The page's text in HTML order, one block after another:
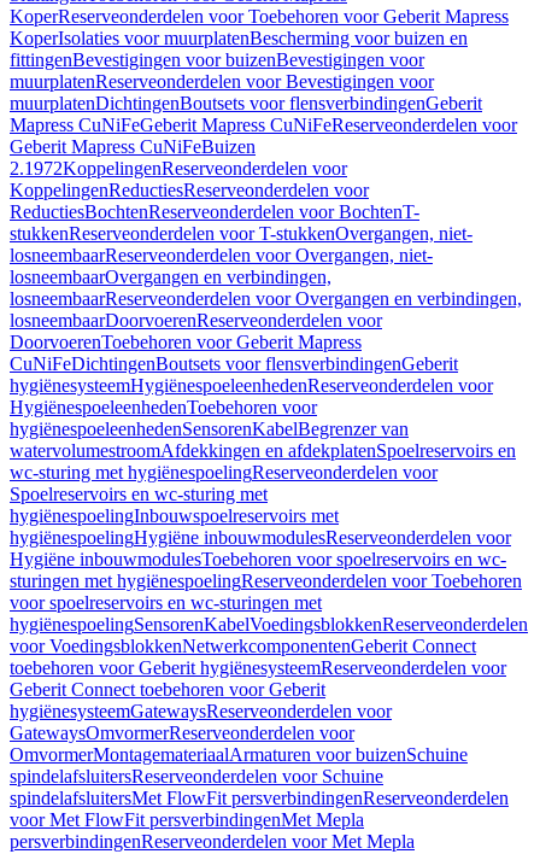
KoperReserveonderdelen voor Toebehoren voor Geberit Mapress
KoperIsolaties voor muurplatenBescherming voor buizen en
fittingenBevestigingen voor buizenBevestigingen voor
muurplatenReserveonderdelen voor Bevestigingen voor
muurplatenDichtingenBoutsets voor flensverbindingenGeberit
Mapress CuNiFeGeberit Mapress CuNiFeReserveonderdelen voor
Geberit Mapress CuNiFeBuizen
2.1972KoppelingenReserveonderdelen voor
KoppelingenReductiesReserveonderdelen voor
ReductiesBochtenReserveonderdelen voor BochtenT-
stukkenReserveonderdelen voor T-stukkenOvergangen, niet-
losneembaarReserveonderdelen voor Overgangen, niet-
losneembaarOvergangen en verbindingen,
losneembaarReserveonderdelen voor Overgangen en verbindingen,
losneembaarDoorvoerenReserveonderdelen voor
DoorvoerenToebehoren voor Geberit Mapress
CuNiFeDichtingenBoutsets voor flensverbindingenGeberit
hygiënesysteemHygiënespoeleenhedenReserveonderdelen voor
HygiënespoeleenhedenToebehoren voor
hygiënespoeleenhedenSensorenKabelBegrenzer van
watervolumestroomAfdekkingen en afdekplatenSpoelreservoirs en
wc-sturing met hygiënespoelingReserveonderdelen voor
Spoelreservoirs en wc-sturing met
hygiënespoelingInbouwspoelreservoirs met
hygiënespoelingHygiëne inbouwmodulesReserveonderdelen voor
Hygiëne inbouwmodulesToebehoren voor spoelreservoirs en wc-
sturingen met hygiënespoelingReserveonderdelen voor Toebehoren
voor spoelreservoirs en wc-sturingen met
hygiënespoelingSensorenKabelVoedingsblokkenReserveonderdelen
voor VoedingsblokkenNetwerkcomponentenGeberit Connect
toebehoren voor Geberit hygiënesysteemReserveonderdelen voor
Geberit Connect toebehoren voor Geberit
hygiënesysteemGatewaysReserveonderdelen voor
GatewaysOmvormerReserveonderdelen voor
OmvormerMontagemateriaalArmaturen voor buizenSchuine
spindelafsluitersReserveonderdelen voor Schuine
spindelafsluitersMet FlowFit persverbindingenReserveonderdelen
voor Met FlowFit persverbindingenMet Mepla
persverbindingenReserveonderdelen voor Met Mepla